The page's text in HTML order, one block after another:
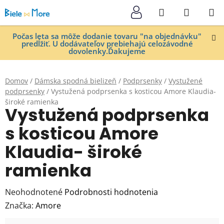
na
obsah
Počas leta sa môže dodanie tovaru "na objednávku"
predĺžiť. U dodávateľov prebiehajú celozávodné
dovolenky.Ďakujeme
Hľadať
KOŠÍK
Domov / Dámska spodná bielizeň / Podprsenky / Vystužené
podprsenky / Vystužená podprsenka s kosticou Amore Klaudia-
široké ramienka
Vystužená podprsenka
s kosticou Amore
Klaudia- široké
ramienka
Priemerné
hodnotenie
Neohodnotené Podrobnosti hodnotenia
Značka: Amore